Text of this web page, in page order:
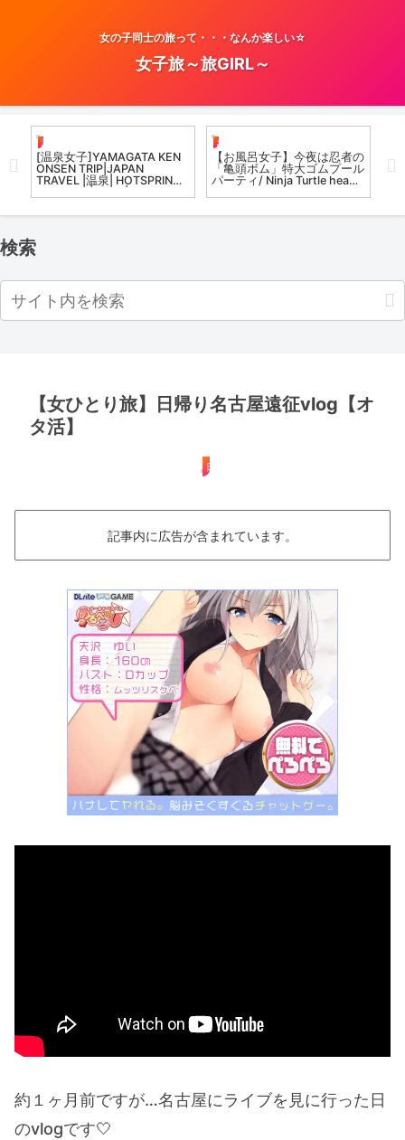
女の子同士の旅って・・・なんか楽しい☆
女子旅～旅GIRL～
が
り
温泉女子
[温泉女子]YAMAGATA KEN
ONSEN TRIP|JAPAN
TRAVEL |温泉| HOTSPRING
お風呂女子こての
【お風呂女子】今夜は忍者の
「亀頭ボム」特大ゴムプール
パーティ/ Ninja Turtle head
突
検索
【女ひとり旅】日帰り名古屋遠征vlog【オ
タ活】
日帰り
記事内に広告が含まれています。
約１ヶ月前ですが…名古屋にライブを見に行った日
のvlogです🤍